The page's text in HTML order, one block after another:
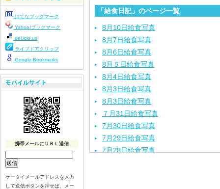
「給食日記」のページ一覧
8月10日給食写真
8月7日給食写真
8月6日給食写真
8月５日給食写真
8月4日給食写真
8月3日給食写真
8月3日給食写真
７月31日給食写真
7月30日給食写真
7月29日給食写真
7月28日給食写真
はてなブックマーク
Yahoo!ブックマーク
del.icio.us
ライブドアクリップ
Google Bookmarks
携帯メールにＵＲＬ送信
ケータイメールアドレスを入力
して送信ボタンを押せば、メー